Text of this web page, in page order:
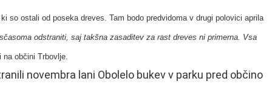
so ostali od poseka dreves. Tam bodo predvidoma v drugi polovici aprila
odstraniti, saj takšna zasaditev za rast dreves ni primerna. Vsa
občini Trbovlje.
Obolelo bukev v parku pred občino